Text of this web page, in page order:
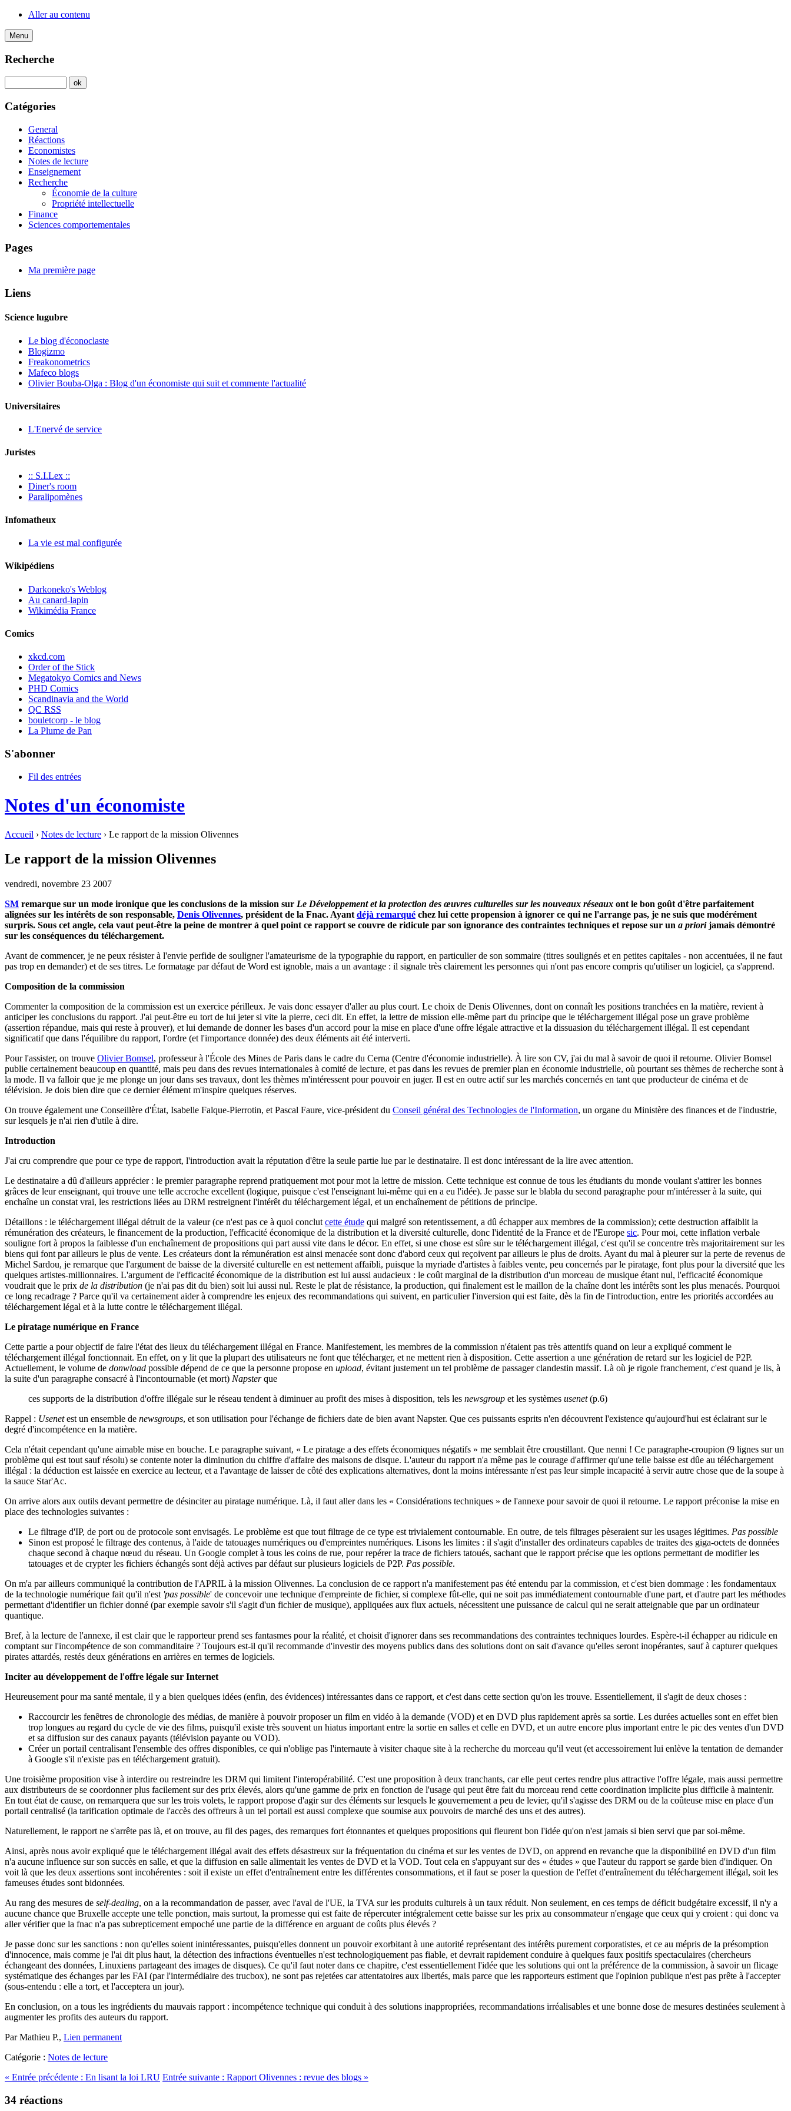
Aller au contenu
Menu
Recherche
Catégories
General
Réactions
Economistes
Notes de lecture
Enseignement
Recherche
Économie de la culture
Propriété intellectuelle
Finance
Sciences comportementales
Pages
Ma première page
Liens
Science lugubre
Le blog d'éconoclaste
Blogizmo
Freakonometrics
Mafeco blogs
Olivier Bouba-Olga : Blog d'un économiste qui suit et commente l'actualité
Universitaires
L'Enervé de service
Juristes
:: S.I.Lex ::
Diner's room
Paralipomènes
Infomatheux
La vie est mal configurée
Wikipédiens
Darkoneko's Weblog
Au canard-lapin
Wikimédia France
Comics
xkcd.com
Order of the Stick
Megatokyo Comics and News
PHD Comics
Scandinavia and the World
QC RSS
bouletcorp - le blog
La Plume de Pan
S'abonner
Fil des entrées
Notes d'un économiste
Accueil › Notes de lecture › Le rapport de la mission Olivennes
Le rapport de la mission Olivennes
vendredi, novembre 23 2007
SM remarque sur un mode ironique que les conclusions de la mission sur Le Développement et la protection des œuvres culturelles sur les nouveaux réseaux ont le bon goût d'être parfaitement
alignées sur les intérêts de son responsable, Denis Olivennes, président de la Fnac. Ayant déjà remarqué chez lui cette propension à ignorer ce qui ne l'arrange pas, je ne suis que modérément
surpris. Sous cet angle, cela vaut peut-être la peine de montrer à quel point ce rapport se couvre de ridicule par son ignorance des contraintes techniques et repose sur un a priorijamais démontré
sur les conséquences du téléchargement.
Avant de commencer, je ne peux résister à l'envie perfide de souligner l'amateurisme de la typographie du rapport, en particulier de son sommaire (titres soulignés et en petites capitales - non accentuées, il ne faut
pas trop en demander) et de ses titres. Le formatage par défaut de Word est ignoble, mais a un avantage : il signale très clairement les personnes qui n'ont pas encore compris qu'utiliser un logiciel, ça s'apprend.
Composition de la commission
Commenter la composition de la commission est un exercice périlleux. Je vais donc essayer d'aller au plus court. Le choix de Denis Olivennes, dont on connaît les positions tranchées en la matière, revient à
anticiper les conclusions du rapport. J'ai peut-être eu tort de lui jeter si vite la pierre, ceci dit. En effet, la lettre de mission elle-même part du principe que le téléchargement illégal pose un grave problème
(assertion répandue, mais qui reste à prouver), et lui demande de donner les bases d'un accord pour la mise en place d'une offre légale attractive et la dissuasion du téléchargement illégal. Il est cependant
significatif que dans l'équilibre du rapport, l'ordre (et l'importance donnée) des deux éléments ait été interverti.
Pour l'assister, on trouve Olivier Bomsel, professeur à l'École des Mines de Paris dans le cadre du Cerna (Centre d'économie industrielle). À lire son CV, j'ai du mal à savoir de quoi il retourne. Olivier Bomsel
publie certainement beaucoup en quantité, mais peu dans des revues internationales à comité de lecture, et pas dans les revues de premier plan en économie industrielle, où pourtant ses thèmes de recherche sont à
la mode. Il va falloir que je me plonge un jour dans ses travaux, dont les thèmes m'intéressent pour pouvoir en juger. Il est en outre actif sur les marchés concernés en tant que producteur de cinéma et de
télévision. Je dois bien dire que ce dernier élément m'inspire quelques réserves.
On trouve également une Conseillère d'État, Isabelle Falque-Pierrotin, et Pascal Faure, vice-président du Conseil général des Technologies de l'Information, un organe du Ministère des finances et de l'industrie,
sur lesquels je n'ai rien d'utile à dire.
Introduction
J'ai cru comprendre que pour ce type de rapport, l'introduction avait la réputation d'être la seule partie lue par le destinataire. Il est donc intéressant de la lire avec attention.
Le destinataire a dû d'ailleurs apprécier : le premier paragraphe reprend pratiquement mot pour mot la lettre de mission. Cette technique est connue de tous les étudiants du monde voulant s'attirer les bonnes
grâces de leur enseignant, qui trouve une telle accroche excellent (logique, puisque c'est l'enseignant lui-même qui en a eu l'idée). Je passe sur le blabla du second paragraphe pour m'intéresser à la suite, qui
enchaîne un constat vrai, les restrictions liées au DRM restreignent l'intérêt du téléchargement légal, et un enchaînement de pétitions de principe.
Détaillons : le téléchargement illégal détruit de la valeur (ce n'est pas ce à quoi conclut cette étude qui malgré son retentissement, a dû échapper aux membres de la commission); cette destruction affaiblit la
rémunération des créateurs, le financement de la production, l'efficacité économique de la distribution et la diversité culturelle, donc l'identité de la France et de l'Europe sic. Pour moi, cette inflation verbale
souligne fort à propos la faiblesse d'un enchaînement de propositions qui part aussi vite dans le décor. En effet, si une chose est sûre sur le téléchargement illégal, c'est qu'il se concentre très majoritairement sur les
biens qui font par ailleurs le plus de vente. Les créateurs dont la rémunération est ainsi menacée sont donc d'abord ceux qui reçoivent par ailleurs le plus de droits. Ayant du mal à pleurer sur la perte de revenus de
Michel Sardou, je remarque que l'argument de baisse de la diversité culturelle en est nettement affaibli, puisque la myriade d'artistes à faibles vente, peu concernés par le piratage, font plus pour la diversité que les
quelques artistes-millionnaires. L'argument de l'efficacité économique de la distribution est lui aussi audacieux : le coût marginal de la distribution d'un morceau de musique étant nul, l'efficacité économique
voudrait que le prix de la distribution (je n'ai pas dit du bien) soit lui aussi nul. Reste le plat de résistance, la production, qui finalement est le maillon de la chaîne dont les intérêts sont les plus menacés. Pourquoi
ce long recadrage ? Parce qu'il va certainement aider à comprendre les enjeux des recommandations qui suivent, en particulier l'inversion qui est faite, dès la fin de l'introduction, entre les priorités accordées au
téléchargement légal et à la lutte contre le téléchargement illégal.
Le piratage numérique en France
Cette partie a pour objectif de faire l'état des lieux du téléchargement illégal en France. Manifestement, les membres de la commission n'étaient pas très attentifs quand on leur a expliqué comment le
téléchargement illégal fonctionnait. En effet, on y lit que la plupart des utilisateurs ne font que télécharger, et ne mettent rien à disposition. Cette assertion a une génération de retard sur les logiciel de P2P.
Actuellement, le volume de donwload possible dépend de ce que la personne propose en upload, évitant justement un tel problème de passager clandestin massif. Là où je rigole franchement, c'est quand je lis, à
la suite d'un paragraphe consacré à l'incontournable (et mort) Napsterque
ces supports de la distribution d'offre illégale sur le réseau tendent à diminuer au profit des mises à disposition, tels les newsgroup et les systèmes usenet(p.6)
Rappel : Usenetest un ensemble de newsgroups, et son utilisation pour l'échange de fichiers date de bien avant Napster. Que ces puissants esprits n'en découvrent l'existence qu'aujourd'hui est éclairant sur le
degré d'incompétence en la matière.
Cela n'était cependant qu'une aimable mise en bouche. Le paragraphe suivant, « Le piratage a des effets économiques négatifs » me semblait être croustillant. Que nenni ! Ce paragraphe-croupion (9 lignes sur un
problème qui est tout sauf résolu) se contente noter la diminution du chiffre d'affaire des maisons de disque. L'auteur du rapport n'a même pas le courage d'affirmer qu'une telle baisse est dûe au téléchargement
illégal : la déduction est laissée en exercice au lecteur, et a l'avantage de laisser de côté des explications alternatives, dont la moins intéressante n'est pas leur simple incapacité à servir autre chose que de la soupe à
la sauce Star'Ac.
On arrive alors aux outils devant permettre de désinciter au piratage numérique. Là, il faut aller dans les « Considérations techniques » de l'annexe pour savoir de quoi il retourne. Le rapport préconise la mise en
place des technologies suivantes :
Le filtrage d'IP, de port ou de protocole sont envisagés. Le problème est que tout filtrage de ce type est trivialement contournable. En outre, de tels filtrages pèseraient sur les usages légitimes. Pas possible
Sinon est proposé le filtrage des contenus, à l'aide de tatouages numériques ou d'empreintes numériques. Lisons les limites : il s'agit d'installer des ordinateurs capables de traites des giga-octets de données
chaque second à chaque nœud du réseau. Un Google complet à tous les coins de rue, pour repérer la trace de fichiers tatoués, sachant que le rapport précise que les options permettant de modifier les
tatouages et de crypter les fichiers échangés sont déjà actives par défaut sur plusieurs logiciels de P2P. Pas possible.
On m'a par ailleurs communiqué la contribution de l'APRIL à la mission Olivennes. La conclusion de ce rapport n'a manifestement pas été entendu par la commission, et c'est bien dommage : les fondamentaux
de la technologie numérique fait qu'il n'est 'pas possible' de concevoir une technique d'empreinte de fichier, si complexe fût-elle, qui ne soit pas immédiatement contournable d'une part, et d'autre part les méthodes
permettant d'identifier un fichier donné (par exemple savoir s'il s'agit d'un fichier de musique), appliquées aux flux actuels, nécessitent une puissance de calcul qui ne serait atteignable que par un ordinateur
quantique.
Bref, à la lecture de l'annexe, il est clair que le rapporteur prend ses fantasmes pour la réalité, et choisit d'ignorer dans ses recommandations des contraintes techniques lourdes. Espère-t-il échapper au ridicule en
comptant sur l'incompétence de son commanditaire ? Toujours est-il qu'il recommande d'investir des moyens publics dans des solutions dont on sait d'avance qu'elles seront inopérantes, sauf à capturer quelques
pirates attardés, restés deux générations en arrières en termes de logiciels.
Inciter au développement de l'offre légale sur Internet
Heureusement pour ma santé mentale, il y a bien quelques idées (enfin, des évidences) intéressantes dans ce rapport, et c'est dans cette section qu'on les trouve. Essentiellement, il s'agit de deux choses :
Raccourcir les fenêtres de chronologie des médias, de manière à pouvoir proposer un film en vidéo à la demande (VOD) et en DVD plus rapidement après sa sortie. Les durées actuelles sont en effet bien
trop longues au regard du cycle de vie des films, puisqu'il existe très souvent un hiatus important entre la sortie en salles et celle en DVD, et un autre encore plus important entre le pic des ventes d'un DVD
et sa diffusion sur des canaux payants (télévision payante ou VOD).
Créer un portail centralisant l'ensemble des offres disponibles, ce qui n'oblige pas l'internaute à visiter chaque site à la recherche du morceau qu'il veut (et accessoirement lui enlève la tentation de demander
à Google s'il n'existe pas en téléchargement gratuit).
Une troisième proposition vise à interdire ou restreindre les DRM qui limitent l'interopérabilité. C'est une proposition à deux tranchants, car elle peut certes rendre plus attractive l'offre légale, mais aussi permettre
aux distributeurs de se coordonner plus facilement sur des prix élevés, alors qu'une gamme de prix en fonction de l'usage qui peut être fait du morceau rend cette coordination implicite plus difficile à maintenir.
En tout état de cause, on remarquera que sur les trois volets, le rapport propose d'agir sur des éléments sur lesquels le gouvernement a peu de levier, qu'il s'agisse des DRM ou de la coûteuse mise en place d'un
portail centralisé (la tarification optimale de l'accès des offreurs à un tel portail est aussi complexe que soumise aux pouvoirs de marché des uns et des autres).
Naturellement, le rapport ne s'arrête pas là, et on trouve, au fil des pages, des remarques fort étonnantes et quelques propositions qui fleurent bon l'idée qu'on n'est jamais si bien servi que par soi-même.
Ainsi, après nous avoir expliqué que le téléchargement illégal avait des effets désastreux sur la fréquentation du cinéma et sur les ventes de DVD, on apprend en revanche que la disponibilité en DVD d'un film
n'a aucune influence sur son succès en salle, et que la diffusion en salle alimentait les ventes de DVD et la VOD. Tout cela en s'appuyant sur des « études » que l'auteur du rapport se garde bien d'indiquer. On
voit là que les deux assertions sont incohérentes : soit il existe un effet d'entraînement entre les différentes consommations, et il faut se poser la question de l'effet d'entraînement du téléchargement illégal, soit les
fameuses études sont bidonnées.
Au rang des mesures de self-dealing, on a la recommandation de passer, avec l'aval de l'UE, la TVA sur les produits culturels à un taux réduit. Non seulement, en ces temps de déficit budgétaire excessif, il n'y a
aucune chance que Bruxelle accepte une telle ponction, mais surtout, la promesse qui est faite de répercuter intégralement cette baisse sur les prix au consommateur n'engage que ceux qui y croient : qui donc va
aller vérifier que la fnac n'a pas subrepticement empoché une partie de la différence en arguant de coûts plus élevés ?
Je passe donc sur les sanctions : non qu'elles soient inintéressantes, puisqu'elles donnent un pouvoir exorbitant à une autorité représentant des intérêts purement corporatistes, et ce au mépris de la présomption
d'innocence, mais comme je l'ai dit plus haut, la détection des infractions éventuelles n'est technologiquement pas fiable, et devrait rapidement conduire à quelques faux positifs spectaculaires (chercheurs
échangeant des données, Linuxiens partageant des images de disques). Ce qu'il faut noter dans ce chapitre, c'est essentiellement l'idée que les solutions qui ont la préférence de la commission, à savoir un flicage
systématique des échanges par les FAI (par l'intermédiaire des trucbox), ne sont pas rejetées car attentatoires aux libertés, mais parce que les rapporteurs estiment que l'opinion publique n'est pas prête à l'accepter
(sous-entendu : elle a tort, et l'acceptera un jour).
En conclusion, on a tous les ingrédients du mauvais rapport : incompétence technique qui conduit à des solutions inappropriées, recommandations irréalisables et une bonne dose de mesures destinées seulement à
augmenter les profits des auteurs du rapport.
Par Mathieu P., Lien permanent
Catégorie : Notes de lecture
« Entrée précédente : En lisant la loi LRU Entrée suivante : Rapport Olivennes : revue des blogs »
34 réactions